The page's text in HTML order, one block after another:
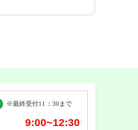
※最終受付11：30まで
9:00~12:30